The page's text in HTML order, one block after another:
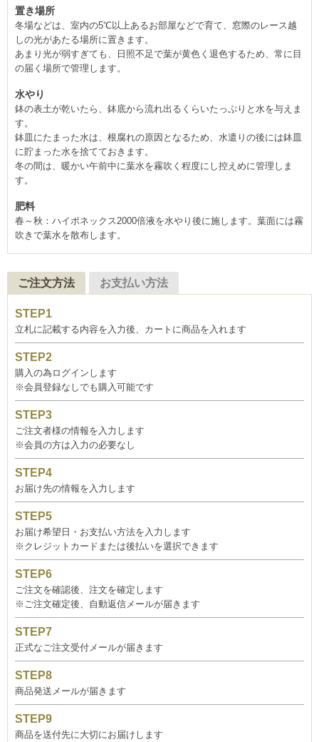
置き場所
冬場などは、室内の5℃以上あるお部屋などで育て、窓際のレース越
しの光があたる場所に置きます。
あまり光が弱すぎても、日照不足で葉が黄色く退色するため、常に目
の届く場所で管理します。
水やり
鉢の表土が乾いたら、鉢底から流れ出るくらいたっぷりと水を与えま
す。
鉢皿にたまった水は、根腐れの原因となるため、水遣りの後には鉢皿
に貯まった水を捨てておきます。
冬の間は、暖かい午前中に葉水を霧吹く程度にし控えめに管理しま
す。
肥料
春～秋：ハイポネックス2000倍液を水やり後に施します。葉面には霧
吹きで葉水を散布します。
ご注文方法 お支払い方法
立札に記載する内容を入力後、カートに商品を入れます
購入の為ログインします
※会員登録なしでも購入可能です
ご注文者様の情報を入力します
※会員の方は入力の必要なし
お届け先の情報を入力します
お届け希望日・お支払い方法を入力します
※クレジットカードまたは後払いを選択できます
ご注文を確認後、注文を確定します
※ご注文確定後、自動返信メールが届きます
正式なご注文受付メールが届きます
商品発送メールが届きます
商品を送付先に大切にお届けします